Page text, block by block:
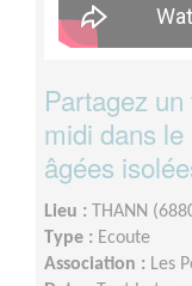
Partagez
midi dans
âgées
Lieu : THANN
Type : Ecoute
Association : Les